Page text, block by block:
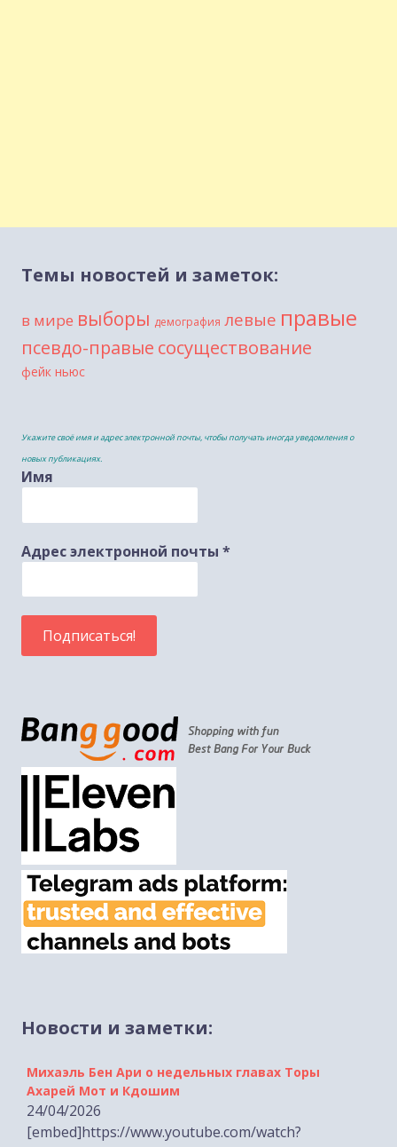
Темы новостей и заметок:
в мире выборы демография левые правые
псевдо-правые сосуществование
фейк ньюс
Укажите своё имя и адрес электронной почты, чтобы получать иногда уведомления о
новых публикациях.
Имя
Адрес электронной почты *
Новости и заметки:
Михаэль Бен Ари о недельных главах Торы
24/04/2026
[embed]https://www.youtube.com/watch?
v=GhU_KCzbZq0[/embed]...
Лимор Сон Хар-Мелех о принятом по её